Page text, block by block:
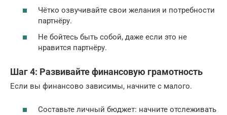
Чётко озвучивайте свои желания и потребности
партнёру.
Не бойтесь быть собой, даже если это не
нравится партнёру.
Шаг 4: Развивайте финансовую грамотность
Если вы финансово зависимы, начните с малого.
Составьте личный бюджет: начните отслеживать